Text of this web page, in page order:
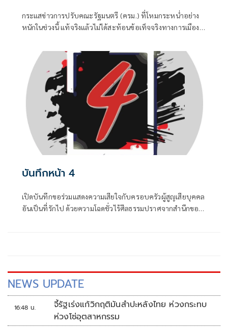
กระแสข่าวการปรับคณะรัฐมนตรี (ครม.) ที่โหมกระหน่ำอย่าง
หนักในช่วงนี้ แท้จริงแล้วไม่ได้สะท้อนข้อเท็จจริงทางการเมือง
จากสองทางหลัก คือกลุ่มคนนอกที่ไม่ชอบรัฐบาล พยายามดิส
เครดิตเพื่อสร้างความสั่นคลอน และ สส.บางกลุ่มในพรรค
สีน้ำเงินที่กระหายเก้าอี้กระทรวง
บันทึกหน้า 4
เปิดบันทึกขอร่วมแสดงความเสียใจกับครอบครัวผู้สูญเสียบุคคล
อันเป็นที่รักไป ด้วยความโฉดชั่วไร้ศีลธรรมปราศจากสำนึกของ
NEWS UPDATE
16:48 น.
จี้รัฐเร่งแก้วิกฤติมันสำปะหลังไทย ห่วงกระทบ
ห่วงโซ่อุตสาหกรรม